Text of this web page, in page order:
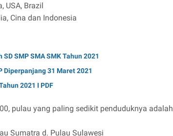
USA, Brazil
Cina dan Indonesia
SMP SMA SMK Tahun 2021
Diperpanjang 31 Maret 2021
2021 I PDF
pulau yang paling sedikit penduduknya adalah
Sumatra d. Pulau Sulawesi